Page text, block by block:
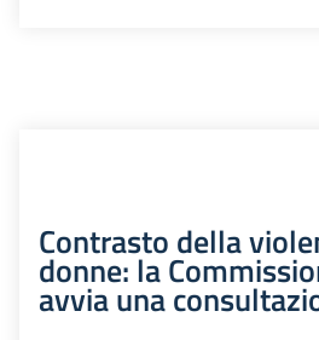
Contrasto della
donne: la
avvia una